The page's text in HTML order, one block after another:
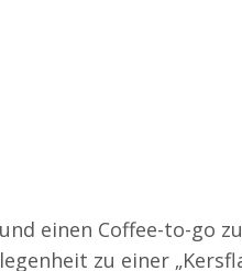
einen Coffee-to-go
zu einer